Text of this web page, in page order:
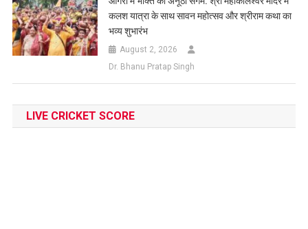
कलश यात्रा के साथ सावन महोत्सव और श्रीराम कथा का
भव्य शुभारंभ
August 2, 2026
Dr. Bhanu Pratap Singh
LIVE CRICKET SCORE